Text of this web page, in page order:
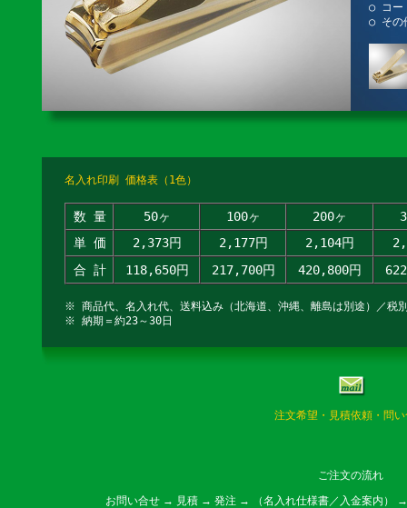
○ コー
○ その
名入れ印刷 価格表（1色）
数 量 50ヶ 100ヶ 200ヶ
単 価
2,373円 2,177円 2,104円
合 計
118,650円 217,700円 420,800円
※ 商品代、名入れ代、送料込み（北海道、沖縄、離島は別途）／税
※ 納期＝約23～30日
注文希望・見積依頼・問
ご注文の流れ
お問い合せ → 見積 → 発注 → （名入れ仕様書／入金案内）